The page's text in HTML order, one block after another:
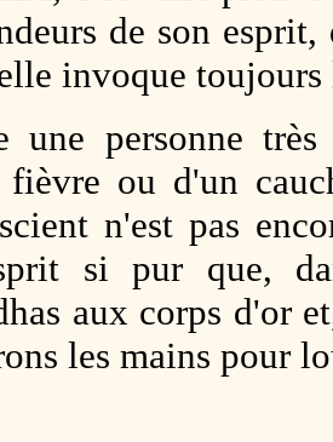
de son esprit,
invoque
une personne
fièvre ou d'un
n'est pas
si pur que,
aux corps d'or
les mains pour